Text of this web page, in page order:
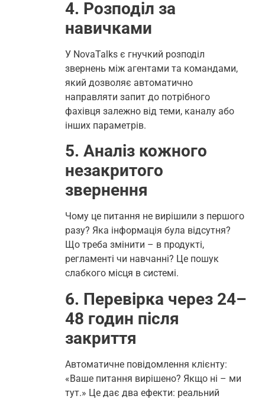
4. Розподіл за
навичками
У NovaTalks є гнучкий розподіл
звернень між агентами та командами,
який дозволяє автоматично
направляти запит до потрібного
фахівця залежно від теми, каналу або
інших параметрів.
5. Аналіз кожного
незакритого
звернення
Чому це питання не вирішили з першого
разу? Яка інформація була відсутня?
Що треба змінити – в продукті,
регламенті чи навчанні? Це пошук
слабкого місця в системі.
6. Перевірка через 24–
48 годин після
закриття
Автоматичне повідомлення клієнту:
«Ваше питання вирішено? Якщо ні – ми
тут.» Це дає два ефекти: реальний